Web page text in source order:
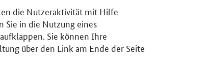
die Nutzeraktivität mit Hilfe
Sie in die Nutzung eines
Sie können Ihre
über den Link am Ende der Seite